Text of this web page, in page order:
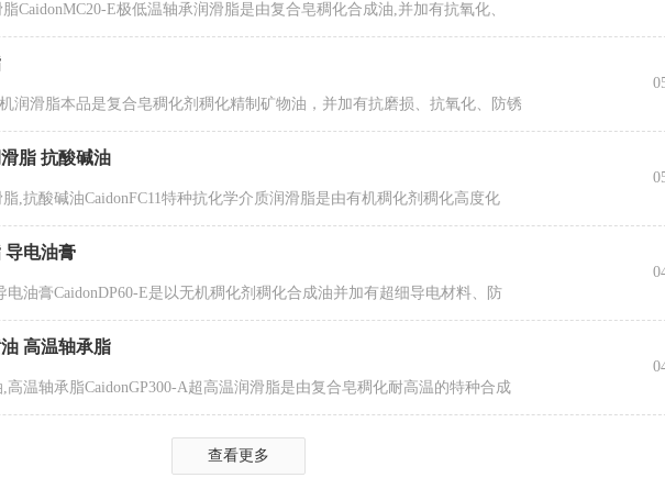
CaidonMC20-E极低温轴承润滑脂是由复合皂稠化合成油,并加有抗氧化、
机润滑脂本品是复合皂稠化剂稠化精制矿物油，并加有抗磨损、抗氧化、防锈
脂 抗酸碱油
,抗酸碱油CaidonFC11特种抗化学介质润滑脂是由有机稠化剂稠化高度化
导电油膏
电油膏CaidonDP60-E是以无机稠化剂稠化合成油并加有超细导电材料、防
高温轴承脂
高温轴承脂CaidonGP300-A超高温润滑脂是由复合皂稠化耐高温的特种合成
查看更多